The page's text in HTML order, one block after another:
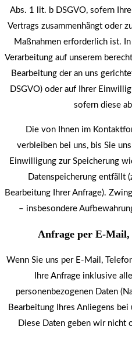
Abs. 1 lit. b DSGVO, sofern
Vertrags zusammenhängt oder
Maßnahmen erforderlich ist.
Verarbeitung auf unserem
Bearbeitung der an uns
DSGVO) oder auf Ihrer
sofern diese
Die von Ihnen im
verbleiben bei uns, bis Sie
Einwilligung zur Speicherung
Datenspeicherung entfällt
Bearbeitung Ihrer Anfrage).
– insbesondere
Anfrage per E-Mail,
Wenn Sie uns per E-Mail,
Ihre Anfrage inklusive
personenbezogenen Daten
Bearbeitung Ihres Anliegens
Diese Daten geben wir nicht